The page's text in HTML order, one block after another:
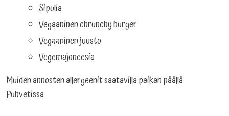
Sipulia
Vegaaninen chrunchy burger
Vegaaninen juusto
Vegemajoneesia
Muiden annosten allergeenit saatavilla paikan päällä
Puhvetissa.